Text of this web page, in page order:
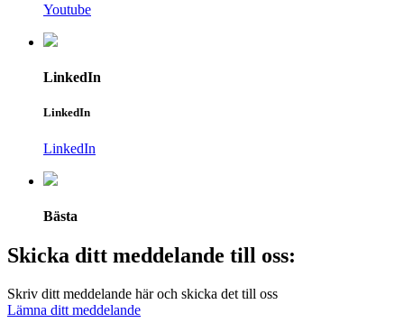
Youtube
LinkedIn
LinkedIn
LinkedIn
Bästa
Skicka ditt meddelande till oss:
Skriv ditt meddelande här och skicka det till oss
Lämna ditt meddelande